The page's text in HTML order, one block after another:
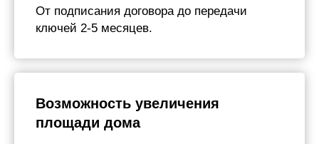
От подписания договора до передачи
ключей 2-5 месяцев.
Возможность увеличения
площади дома